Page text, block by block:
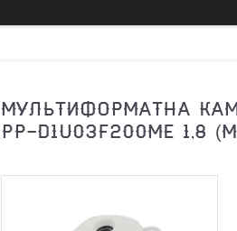
МУЛЬТИФОРМАТНА
PP-D1U03F200ME 1,8